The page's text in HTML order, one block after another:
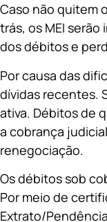
Caso não quitem
trás, os MEI
dos débitos e
Por causa das
dívidas recentes.
ativa. Débitos de
a cobrança
renegociação.
Os débitos sob
Por meio de
Extrato/